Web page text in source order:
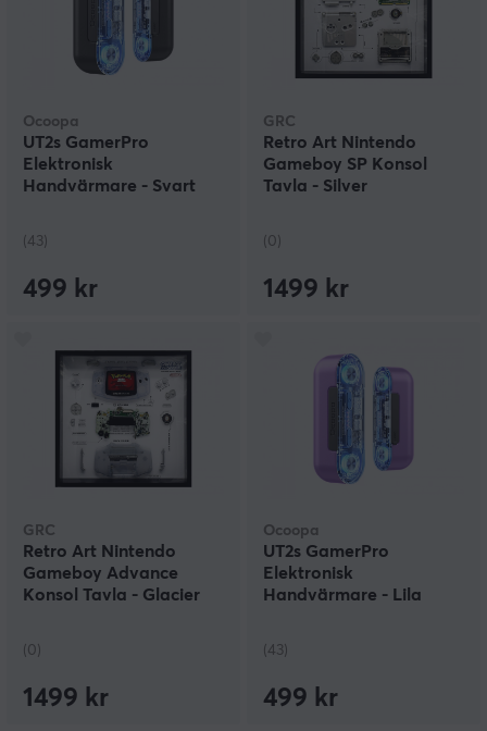
Ocoopa
UT2s GamerPro
Elektronisk
Handvärmare - Svart
(43)
499 kr
GRC
Retro Art Nintendo
Gameboy SP Konsol
Tavla - Silver
(0)
1499 kr
GRC
Retro Art Nintendo
Gameboy Advance
Konsol Tavla - Glacier
(0)
1499 kr
Ocoopa
UT2s GamerPro
Elektronisk
Handvärmare - Lila
(43)
499 kr